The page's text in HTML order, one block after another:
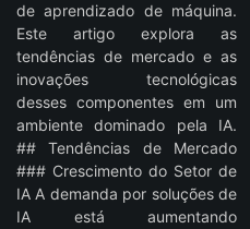
de aprendizado de máquina.
Este artigo explora as
tendências de mercado e as
inovações tecnológicas
desses componentes em um
ambiente dominado pela IA.
## Tendências de Mercado
### Crescimento do Setor de
IA A demanda por soluções de
IA está aumentando